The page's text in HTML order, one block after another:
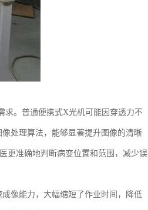
求。普通便携式X光机可能因穿透力不
处理算法，能够显著提升图像的清晰
更准确地判断病变位置和范围，减少误
像能力，大幅缩短了作业时间，降低